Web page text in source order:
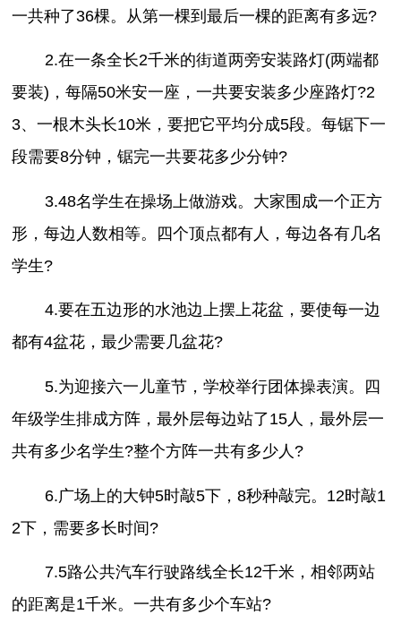
一共种了36棵。从第一棵到最后一棵的距离有多远?
2.在一条全长2千米的街道两旁安装路灯(两端都
要装)，每隔50米安一座，一共要安装多少座路灯?2
3、一根木头长10米，要把它平均分成5段。每锯下一
段需要8分钟，锯完一共要花多少分钟?
3.48名学生在操场上做游戏。大家围成一个正方
形，每边人数相等。四个顶点都有人，每边各有几名
学生?
4.要在五边形的水池边上摆上花盆，要使每一边
都有4盆花，最少需要几盆花?
5.为迎接六一儿童节，学校举行团体操表演。四
年级学生排成方阵，最外层每边站了15人，最外层一
共有多少名学生?整个方阵一共有多少人?
6.广场上的大钟5时敲5下，8秒种敲完。12时敲1
2下，需要多长时间?
7.5路公共汽车行驶路线全长12千米，相邻两站
的距离是1千米。一共有多少个车站?